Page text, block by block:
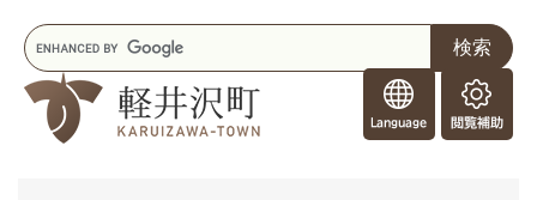
閲
覧
キ
ー
ワ